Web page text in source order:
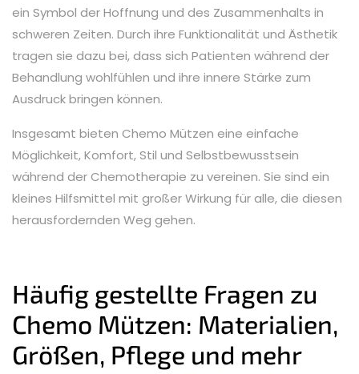
ein Symbol der Hoffnung und des Zusammenhalts in
schweren Zeiten. Durch ihre Funktionalität und Ästhetik
tragen sie dazu bei, dass sich Patienten während der
Behandlung wohlfühlen und ihre innere Stärke zum
Ausdruck bringen können.
Insgesamt bieten Chemo Mützen eine einfache
Möglichkeit, Komfort, Stil und Selbstbewusstsein
während der Chemotherapie zu vereinen. Sie sind ein
kleines Hilfsmittel mit großer Wirkung für alle, die diesen
herausfordernden Weg gehen.
Häufig gestellte Fragen zu
Chemo Mützen: Materialien,
Größen, Pflege und mehr